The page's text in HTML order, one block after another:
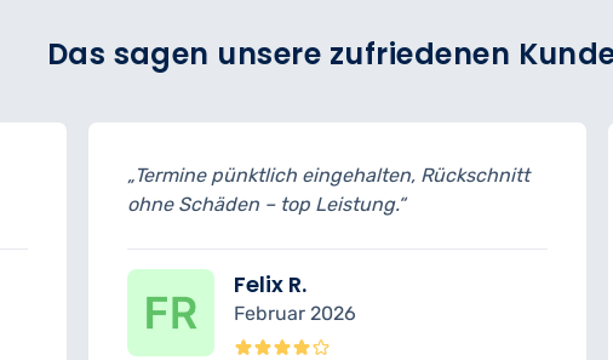
Das sagen unsere zufriedenen
Rückschnitt
„Problembäume wurden
Äste entfernt – alles top.“